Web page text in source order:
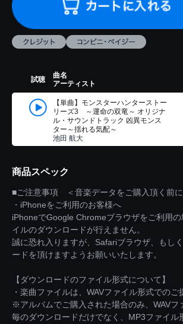
試聴
曲名
アーティスト
【単曲】モンスターハンターストー
リーズ3 ～運命の双竜～ オリジナ
ル・サウンドトラック 凶異モンス
ター～揺れる気配～
池田 航大
商品スペック
■ご注意事項 ＜音楽データをご購入頂く前に
・iPhoneをご利用のお客様へ
iPhoneでGoogle Chromeブラウザをご利用
イルのダウンロードが行えません。
誠に恐れ入りますが、Safariブラウザ、もし
ードを頂けますようお願いいたします。
【ダウンロードのファイル形式について】
・楽曲ファイルは、WAVファイル形式でのご
※アルバムでご購入された場合のみ、WAVフ
毎のダウンロードだけでなく、MP3ファイル